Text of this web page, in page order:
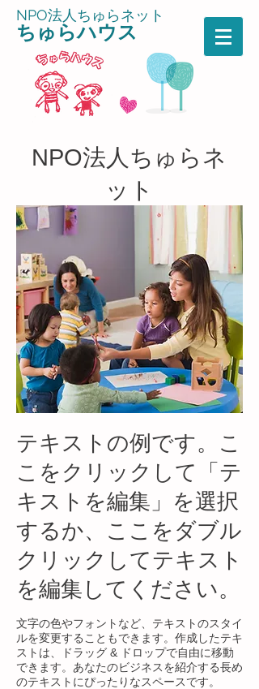
NPO法人ちゅらネット
ちゅらハウス
NPO法人ちゅらネ
ット
テキストの例です。こ
こをクリックして「テ
キストを編集」を選択
するか、ここをダブル
クリックしてテキスト
を編集してください。
文字の色やフォントなど、テキストのスタイ
ルを変更することもできます。作成したテキ
ストは、ドラッグ & ドロップで自由に移動
できます。あなたのビジネスを紹介する長め
のテキストにぴったりなスペースです。